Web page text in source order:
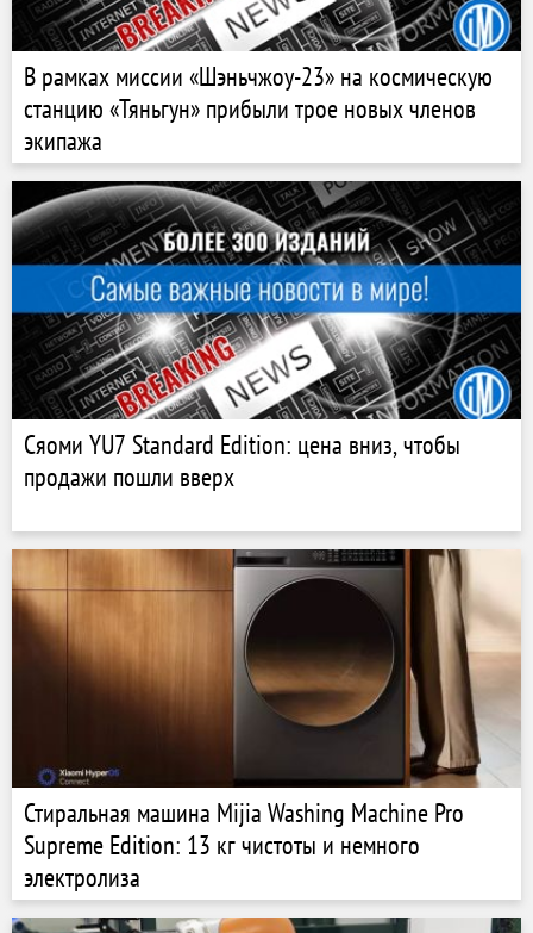
В рамках миссии «Шэньчжоу-23» на космическую
станцию «Тяньгун» прибыли трое новых членов
экипажа
Сяоми YU7 Standard Edition: цена вниз, чтобы
продажи пошли вверх
Стиральная машина Mijia Washing Machine Pro
Supreme Edition: 13 кг чистоты и немного
электролиза